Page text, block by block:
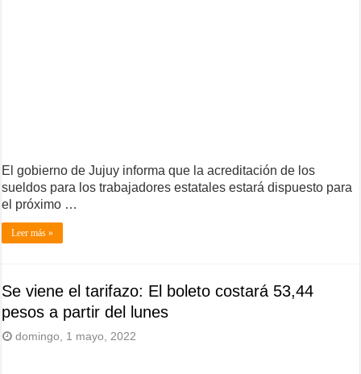
El gobierno de Jujuy informa que la acreditación de los
sueldos para los trabajadores estatales estará dispuesto para
el próximo …
Leer más »
Se viene el tarifazo: El boleto costará 53,44
pesos a partir del lunes
domingo, 1 mayo, 2022